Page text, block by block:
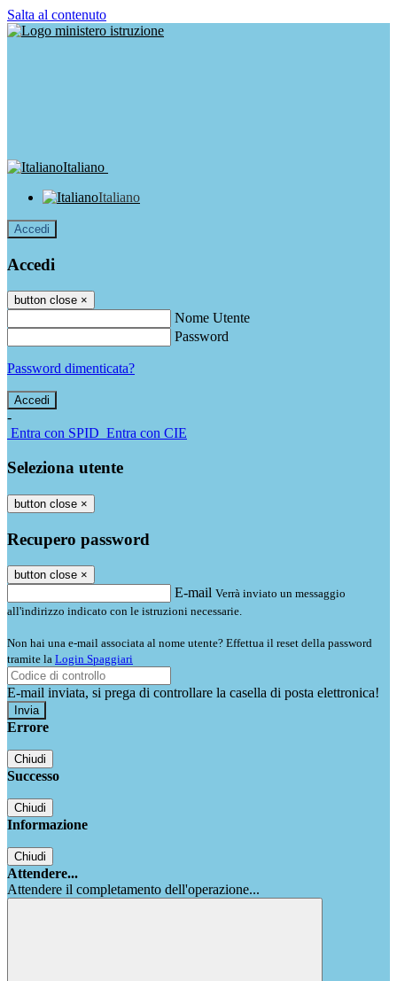
Salta al contenuto
Italiano
Italiano
Accedi
Accedi
button close ×
Nome Utente
Password
Password dimenticata?
-
Entra con SPID Entra con CIE
Seleziona utente
button close ×
Recupero password
button close ×
E-mail Verrà inviato un messaggio
all'indirizzo indicato con le istruzioni necessarie.
Non hai una e-mail associata al nome utente? Effettua il reset della password
tramite la Login Spaggiari
E-mail inviata, si prega di controllare la casella di posta elettronica!
Errore
Chiudi
Successo
Chiudi
Informazione
Chiudi
Attendere...
Attendere il completamento dell'operazione...